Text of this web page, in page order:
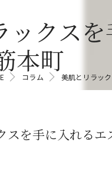
ックス
本町
コラム 美肌とリラッ
スを手に入れるエ